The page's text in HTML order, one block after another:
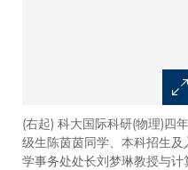
(右起) 科大国际科研(物理)四年
级生陈茵茵同学、本科招生及
学事务处处长刘梦琳教授与计